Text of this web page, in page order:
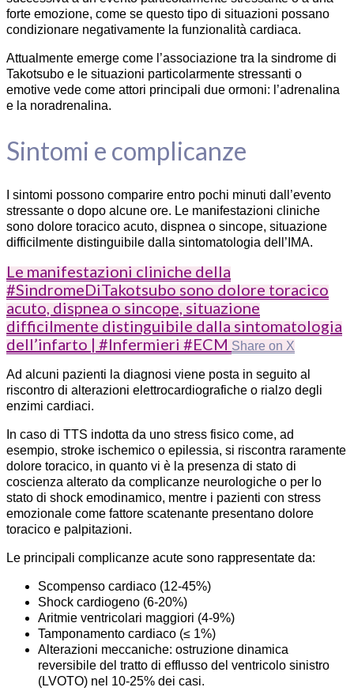
forte emozione, come se questo tipo di situazioni possano
condizionare negativamente la funzionalità cardiaca.
Attualmente emerge come l’associazione tra la sindrome di
Takotsubo e le situazioni particolarmente stressanti o
emotive vede come attori principali due ormoni: l’adrenalina
e la noradrenalina.
Sintomi e complicanze
I sintomi possono comparire entro pochi minuti dall’evento
stressante o dopo alcune ore. Le manifestazioni cliniche
sono dolore toracico acuto, dispnea o sincope, situazione
difficilmente distinguibile dalla sintomatologia dell’IMA.
Le manifestazioni cliniche della
#SindromeDiTakotsubo sono dolore toracico
acuto, dispnea o sincope, situazione
difficilmente distinguibile dalla sintomatologia
dell’infarto | #Infermieri #ECM Share on X
Ad alcuni pazienti la diagnosi viene posta in seguito al
riscontro di alterazioni elettrocardiografiche o rialzo degli
enzimi cardiaci.
In caso di TTS indotta da uno stress fisico come, ad
esempio, stroke ischemico o epilessia, si riscontra raramente
dolore toracico, in quanto vi è la presenza di stato di
coscienza alterato da complicanze neurologiche o per lo
stato di shock emodinamico, mentre i pazienti con stress
emozionale come fattore scatenante presentano dolore
toracico e palpitazioni.
Le principali complicanze acute sono rappresentate da:
Scompenso cardiaco (12-45%)
Shock cardiogeno (6-20%)
Aritmie ventricolari maggiori (4-9%)
Tamponamento cardiaco (≤ 1%)
Alterazioni meccaniche: ostruzione dinamica
reversibile del tratto di efflusso del ventricolo sinistro
(LVOTO) nel 10-25% dei casi.